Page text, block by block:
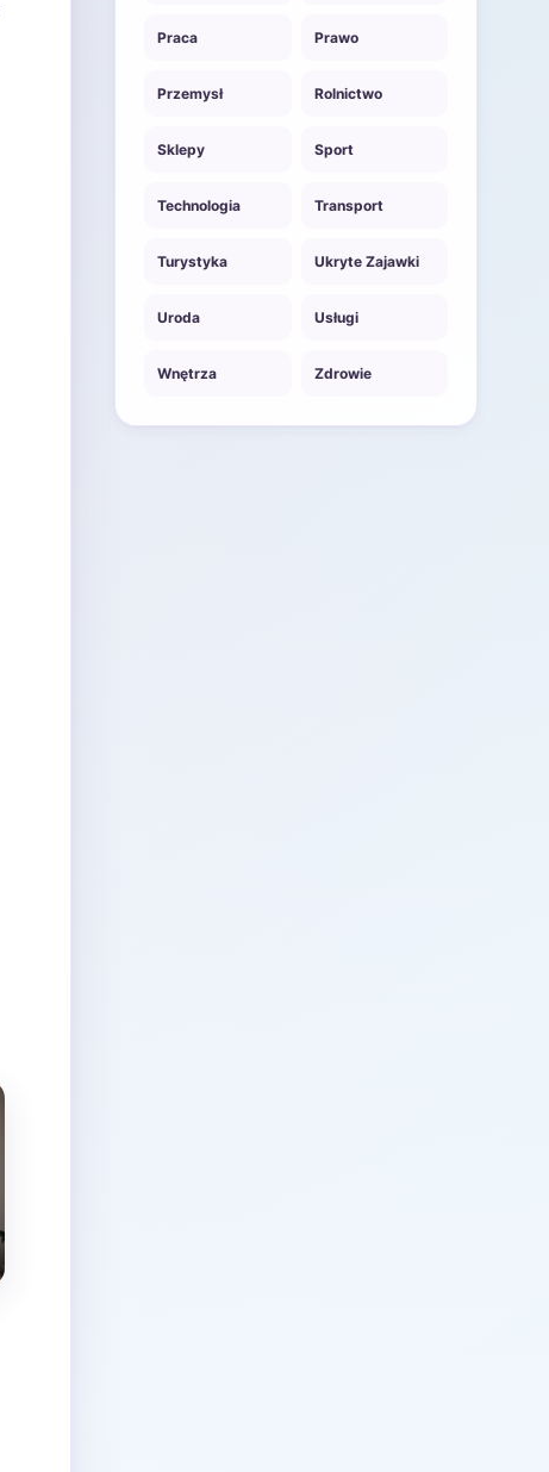
Praca Prawo
Przemysł Rolnictwo
Sklepy Sport
Technologia Transport
Turystyka Ukryte Zajawki
Uroda Usługi
Wnętrza Zdrowie